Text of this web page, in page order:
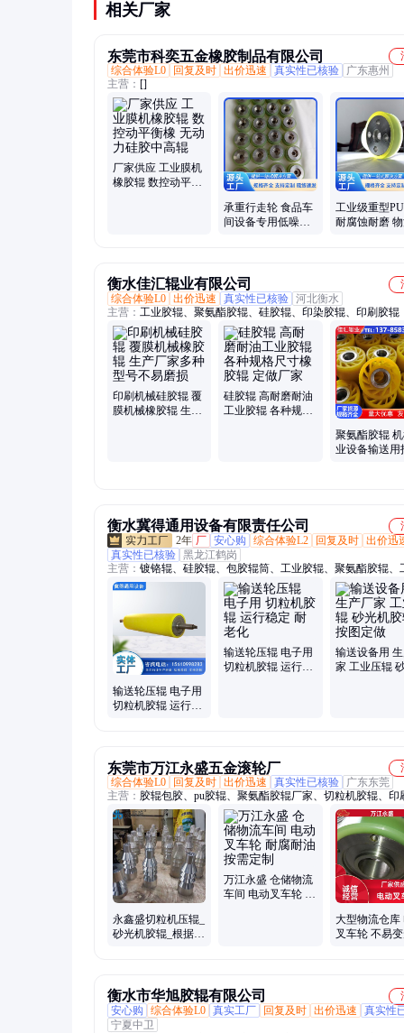
相关厂家
东莞市科奕五金橡胶制品有限公司
综合体验L0
回复及时 出价迅速 真实性已核验
广东惠州
主营： []
厂家供应 工业膜机
橡胶辊 数控动平衡
承重行走轮 食品车
间设备专用低噪音
工业级重型
耐腐蚀耐磨
衡水佳汇辊业有限公司
综合体验L0 出价迅速 真实性已核验 河北衡水
主营： 工业胶辊、聚氨酯胶辊、硅胶辊、印染胶辊、印刷胶辊
印刷机械硅胶辊 覆
膜机械橡胶辊 生产
硅胶辊 高耐磨耐油
工业胶辊 各种规格
聚氨酯胶辊
业设备输送用
衡水冀得通用设备有限责任公司
2年 厂 安心购 综合体验L2 回复及时 出价迅
真实性已核验 黑龙江鹤岗
主营： 镀铬辊、硅胶辊、包胶辊筒、工业胶辊、聚氨酯胶辊、
械钢辊、工业包胶胶辊、聚氨酯pu行走轮
输送轮压辊 电子用
切粒机胶辊 运行稳
输送轮压辊 电子用
切粒机胶辊 运行稳
输送设备用
家 工业压辊
东莞市万江永盛五金滚轮厂
综合体验L0
回复及时 出价迅速 真实性已核验
广东东莞
主营： 胶辊包胶、pu胶辊、聚氨酯胶辊厂家、切粒机胶辊、印
辊、东莞胶辊、东莞胶辊厂、电动叉车轮、承重胶轮、防静电
覆膜胶辊、硅胶辊、胶辊、胶辊厂、胶辊厂家、胶辊打磨、胶
厂家、聚氨酯胶辊、砂光机胶辊、橡胶辊、折页机胶辊、胶轮
木业用胶辊、硅胶胶辊、橡胶胶辊
永鑫盛切粒机压辊_
砂光机胶辊_根据客
万江永盛 仓储物流
车间 电动叉车轮 耐
大型物流仓库
叉车轮 不易
衡水市华旭胶辊有限公司
安心购
综合体验L0 真实工厂 回复及时 出价迅速
真实性
宁夏中卫